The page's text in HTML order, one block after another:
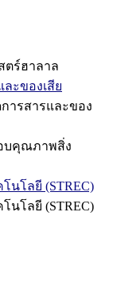
ตร์ฮาลาล
ะของเสีย
ารสารและของ
บคุณภาพสิ่ง
นโลยี (STREC)
นโลยี (STREC)